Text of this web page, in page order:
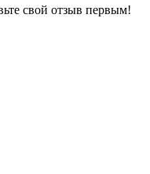
свой отзыв первым!